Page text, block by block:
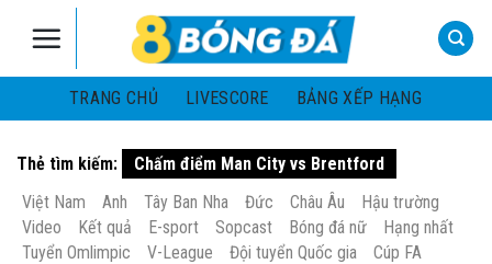
TRANG CHỦ
LIVESCORE BẢNG XẾP HẠNG
Thẻ tìm kiếm:
Chấm điểm Man City vs Brentford
Việt Nam
Anh Tây Ban Nha Đức Châu Âu
Hậu trường
Video
Kết quả E-sport Sopcast Bóng đá nữ
Hạng nhất
Tuyển Omlimpic
V-League Đội tuyển Quốc gia
Cúp FA